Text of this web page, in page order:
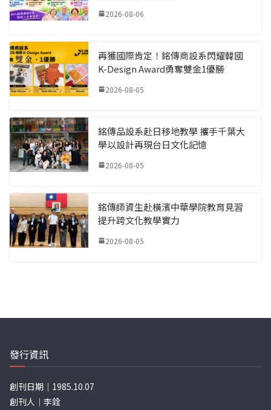
2026-08-06
再獲國際肯定！銘傳商設系閃耀韓國
K-Design Award勇奪雙金1優勝
2026-08-05
銘傳品設系赴日移地教學 攜手千葉大
學以設計再現台日文化記憶
2026-08-05
銘傳師資生赴橫濱中華學院教育見習
提升跨文化教學實力
2026-08-05
發行資訊
創刊日期｜1985.10.07
創刊人｜李銓